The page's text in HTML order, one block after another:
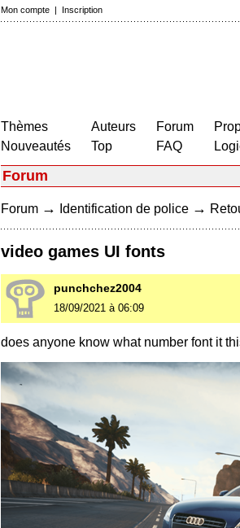
Mon compte | Inscription
Thèmes
Nouveautés
Auteurs
Top
Forum
FAQ
Forum
Forum → Identification de police →
video games UI fonts
punchchez2004
18/09/2021 à 06:09
does anyone know what number font it